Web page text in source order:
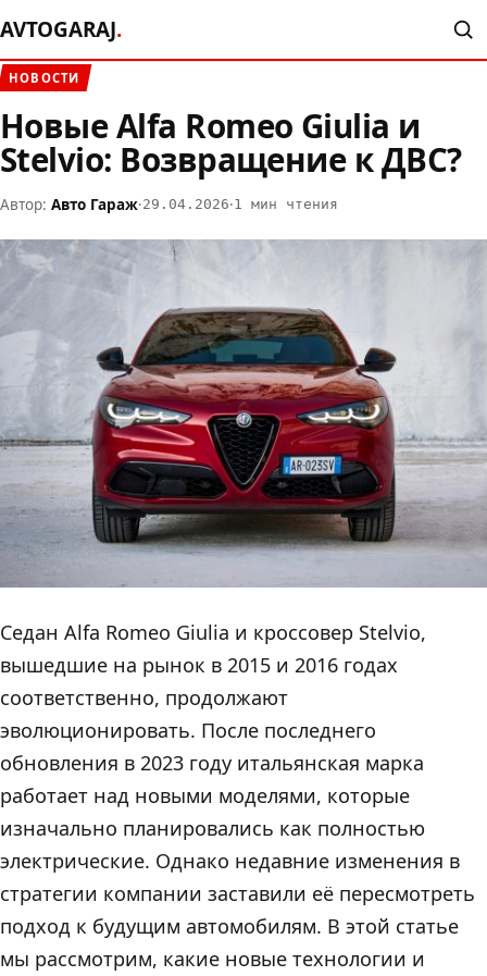
AVTOGARAJ.
НОВОСТИ
Новые Alfa Romeo Giulia и
Stelvio: Возвращение к ДВС?
Автор: Авто Гараж·29.04.2026·1 мин чтения
Седан Alfa Romeo Giulia и кроссовер Stelvio,
вышедшие на рынок в 2015 и 2016 годах
соответственно, продолжают
эволюционировать. После последнего
обновления в 2023 году итальянская марка
работает над новыми моделями, которые
изначально планировались как полностью
электрические. Однако недавние изменения в
стратегии компании заставили её пересмотреть
подход к будущим автомобилям. В этой статье
мы рассмотрим, какие новые технологии и